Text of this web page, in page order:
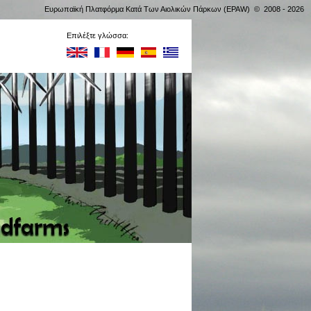
Επιλέξτε γλώσσα:
Ευρωπαϊκή Πλατφόρμα Κατά Των Αιολικών Πάρκων (EPAW) © 2008 - 2026